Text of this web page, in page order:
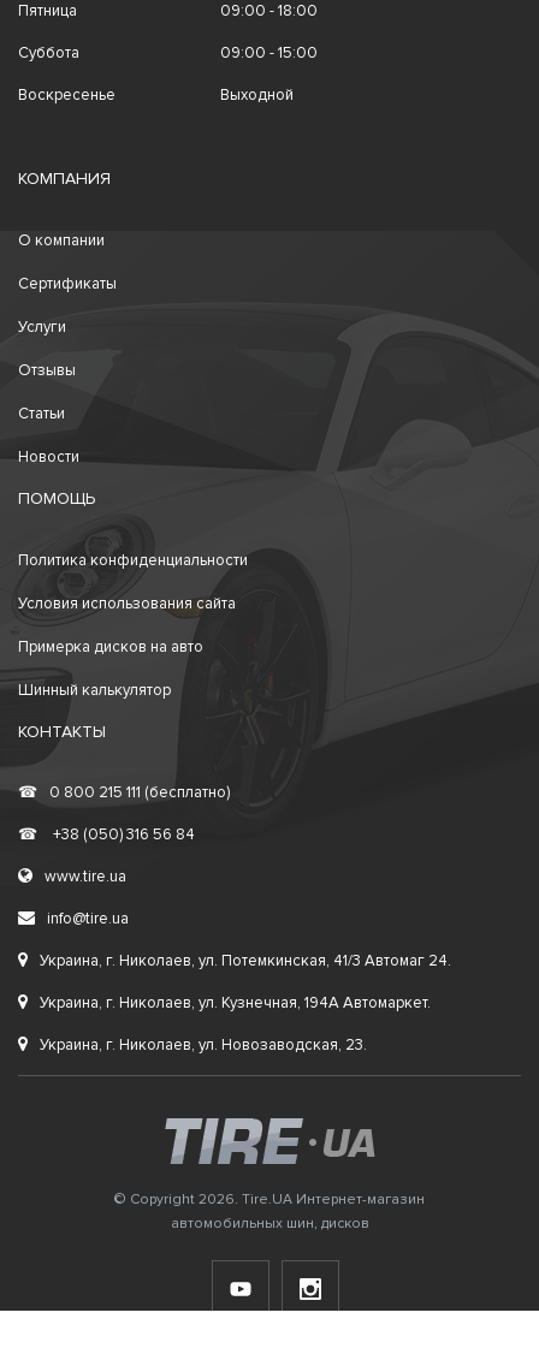
Пятница 09:00 - 18:00
Суббота 09:00 - 15:00
Воскресенье Выходной
КОМПАНИЯ
О компании
Сертификаты
Услуги
Отзывы
Статьи
Новости
ПОМОЩЬ
Политика конфиденциальности
Условия использования сайта
Примерка дисков на авто
Шинный калькулятор
КОНТАКТЫ
☎ 0 800 215 111 (бесплатно)
☎ +38 (050) 316 56 84
www.tire.ua
info@tire.ua
Украина, г. Николаев, ул. Потемкинская, 41/3 Автомаг 24.
Украина, г. Николаев, ул. Кузнечная, 194А Автомаркет.
Украина, г. Николаев, ул. Новозаводская, 23.
© Copyright 2026. Tire.UA Интернет-магазин
автомобильных шин, дисков